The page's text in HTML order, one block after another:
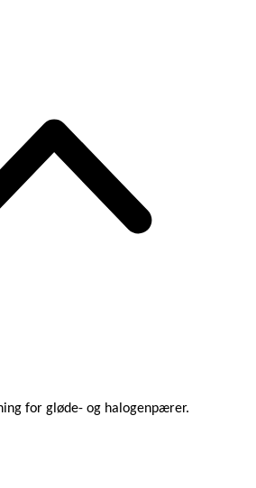
for gløde- og halogenpærer.